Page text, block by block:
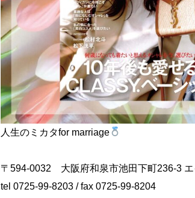
人生のミカタfor marriage
〒594-0032 大阪府和泉市池田下町236-3 エ
tel 0725-99-8203 / fax 0725-99-8204